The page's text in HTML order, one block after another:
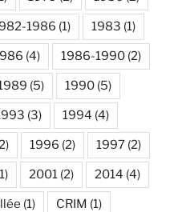
1986 (1) 1983 (1)
(4) 1986-1990 (2)
(5) 1990 (5)
(3) 1994 (4)
1996 (2) 1997 (2)
2001 (2) 2014 (4)
(1) CRIM (1)